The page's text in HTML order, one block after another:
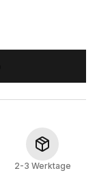
2-3 Werktage